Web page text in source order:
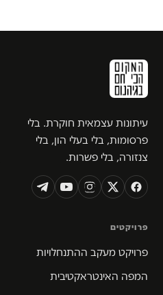
עיתונות עצמאית חוקרת. בלי
פרסומות, בלי בעלי הון, בלי
צנזורה, בלי פשרות.
פרויקטים
פרויקט מעקב ההתנחלויות
המפה האינטראקטיבית